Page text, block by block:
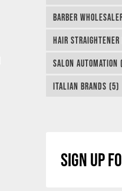
BARBER
HAIR
SALON
ITALIAN BRANDS (5)
SIGN UP